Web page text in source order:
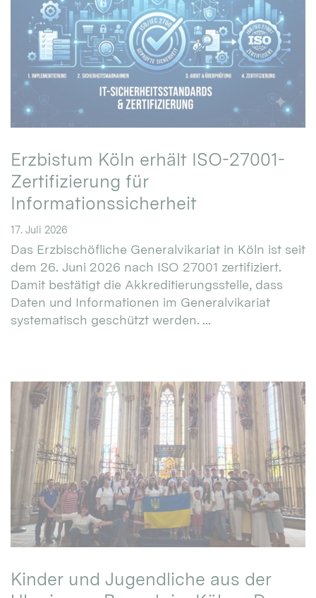
Erzbistum Köln erhält ISO-27001-
Zertifizierung für
Informationssicherheit
17. Juli 2026
Das Erzbischöfliche Generalvikariat in Köln ist seit
dem 26. Juni 2026 nach ISO 27001 zertifiziert.
Damit bestätigt die Akkreditierungsstelle, dass
Daten und Informationen im Generalvikariat
systematisch geschützt werden. ...
Kinder und Jugendliche aus der